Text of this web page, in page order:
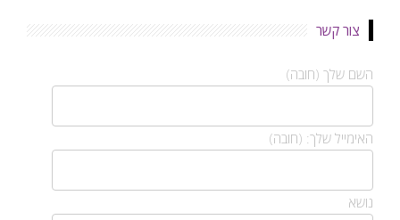
צור קשר
השם שלך (חובה)
האימייל שלך: (חובה)
נושא